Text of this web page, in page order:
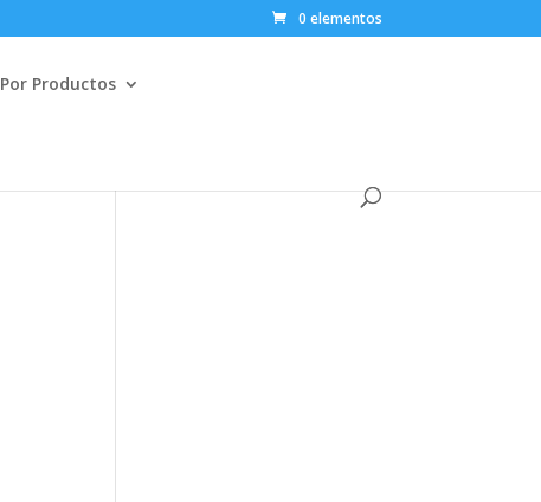
0 elementos
Por Productos